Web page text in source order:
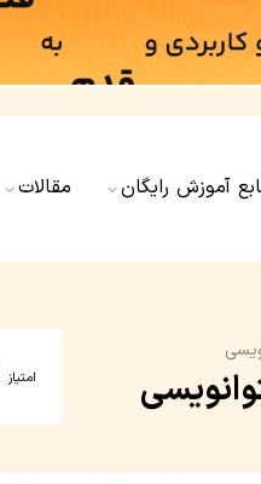
آموزش رایگان مقالات
امتیاز